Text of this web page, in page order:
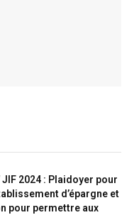
2024 : Plaidoyer pour
d’épargne et
pour permettre aux